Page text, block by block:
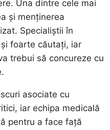
Una dintre cele mai
și menținerea
Specialiștii în
foarte căutați, iar
trebui să concureze cu
asociate cu
iar echipa medicală
pentru a face față